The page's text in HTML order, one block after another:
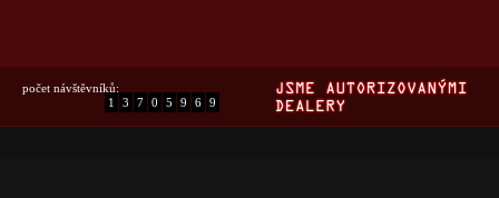
počet návštěvníků:
1
3 7 0 5 9 6 9